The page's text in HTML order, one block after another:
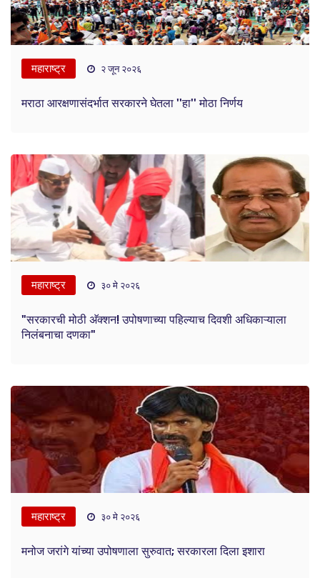
महाराष्ट्र २ जून २०२६
मराठा आरक्षणासंदर्भात सरकारने घेतला ''हा'' मोठा निर्णय
महाराष्ट्र ३० मे २०२६
"सरकारची मोठी अ‍ॅक्शन! उपोषणाच्या पहिल्याच दिवशी अधिकाऱ्याला
निलंबनाचा दणका"
महाराष्ट्र ३० मे २०२६
मनोज जरांगे यांच्या उपोषणाला सुरुवात; सरकारला दिला इशारा